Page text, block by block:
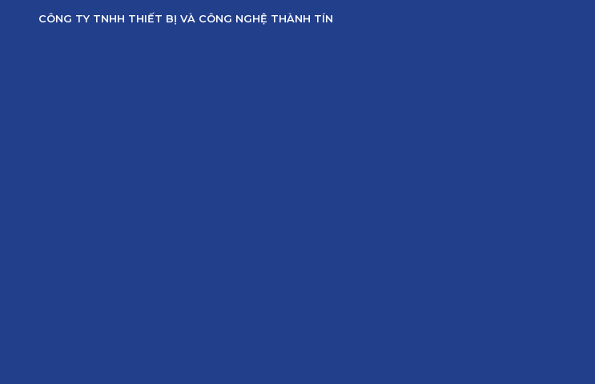
CÔNG TY TNHH THIẾT BỊ VÀ CÔNG NGHỆ THÀNH TÍN